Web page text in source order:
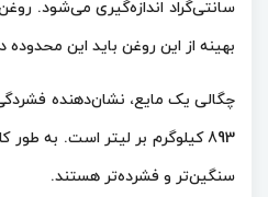
بهینه از این روغن باید این محدوده دمایی را در نظر
893 کیلوگرم بر لیتر است. به
سنگین‌تر و فشرده‌تر هستند.